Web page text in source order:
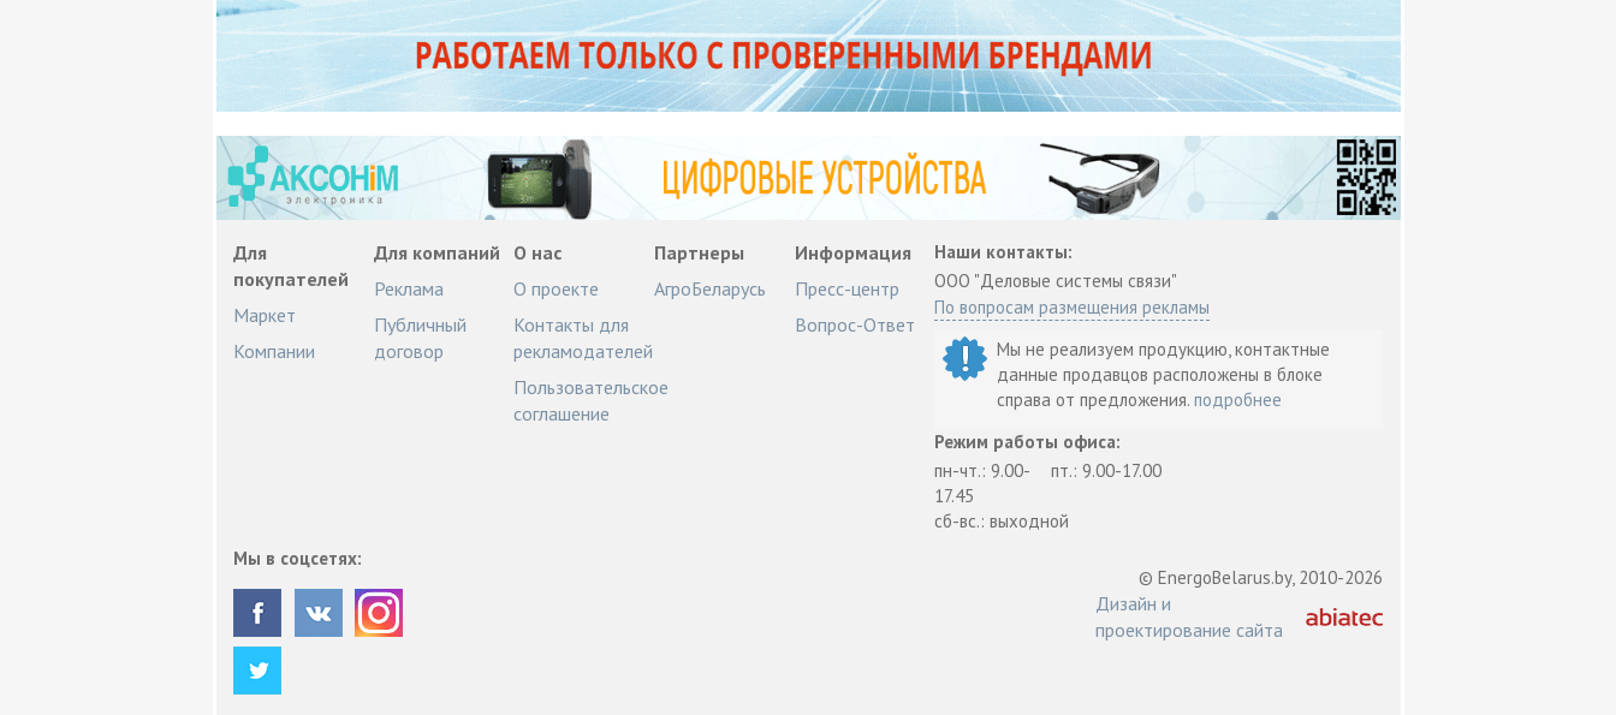
Для
покупателей
Маркет
Компании
Для компаний
Реклама
Публичный
договор
О нас
О проекте
Контакты для
рекламодателей
Пользовательское
соглашение
Партнеры
АгроБеларусь
Информация
Пресс-центр
Вопрос-Ответ
Наши контакты:
ООО "Деловые системы связи"
По вопросам размещения рекламы
Мы не реализуем продукцию, контактные
данные продавцов расположены в блоке
справа от предложения.подробнее
Режим работы офиса:
пн-чт.: 9.00-
17.45
пт.: 9.00-17.00
сб-вс.: выходной
Мы в соцсетях:
© EnergoBelarus.by, 2010-2026
Дизайн и
проектирование сайта